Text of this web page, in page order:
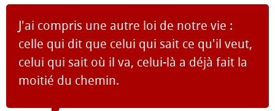
J'ai compris une autre loi de notre vie :
celle qui dit que celui qui sait ce qu'il veut,
celui qui sait où il va, celui-là a déjà fait la
moitié du chemin.